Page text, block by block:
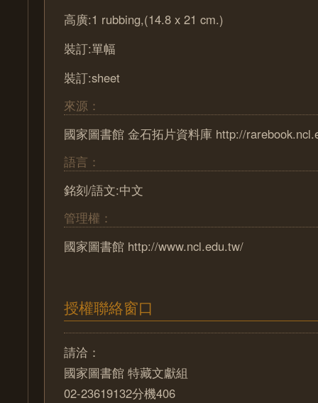
高廣:1 rubbing,(14.8 x 21 cm.)
裝訂:單幅
裝訂:sheet
來源：
國家圖書館 金石拓片資料庫 http://
語言：
銘刻/語文:中文
管理權：
國家圖書館 http://www.ncl.edu.tw/
授權聯絡窗口
請洽：
國家圖書館 特藏文獻組
02-23619132分機406